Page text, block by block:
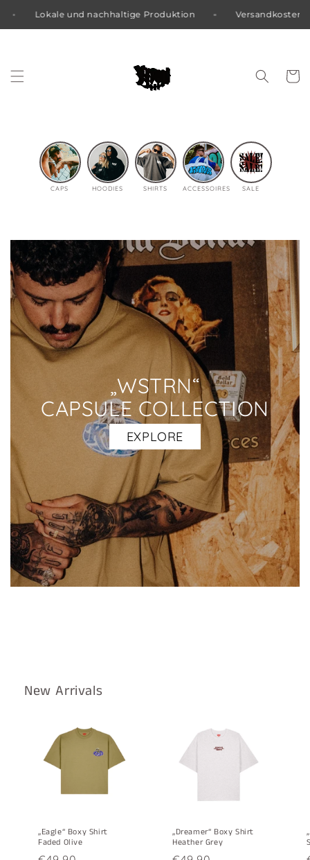
Direkt
zum Inhalt
und nachhaltige Produktion Versandkostenfrei ab einem
CAPS HOODIES SHIRTS ACCESSOIRES SALE
„WSTRN“
CAPSULE COLLECTION
EXPLORE
New Arrivals
„Eagle“ Boxy Shirt
Faded Olive
„Dreamer“ Boxy Shirt
Heather Grey